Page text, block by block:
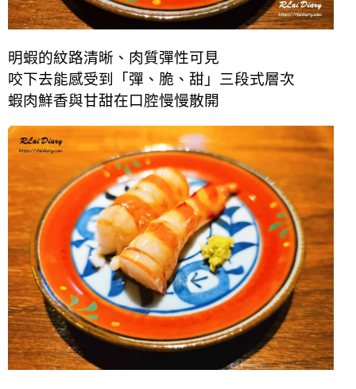
明蝦的紋路清晰、肉質彈性可見
咬下去能感受到「彈、脆、甜」三段式層次
蝦肉鮮香與甘甜在口腔慢慢散開